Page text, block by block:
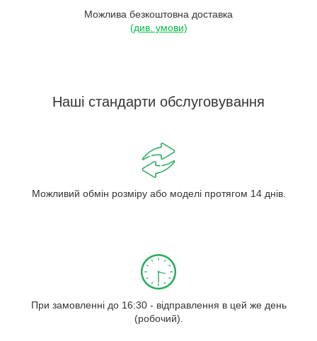
Можлива безкоштовна доставка
(див. умови)
Наші стандарти обслуговування
Можливий обмін розміру або моделі протягом 14 днів.
При замовленні до 16:30 - відправлення в цей же день
(робочий).